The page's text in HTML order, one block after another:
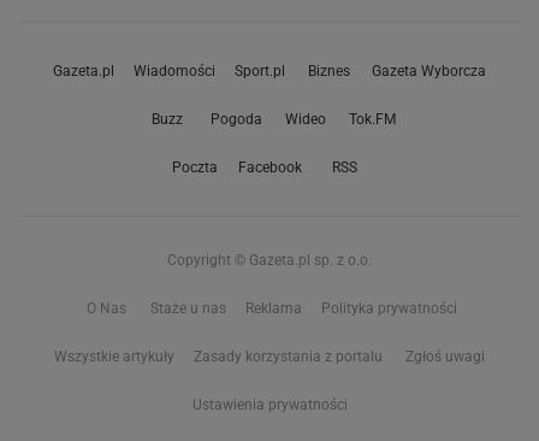
Gazeta.pl Wiadomości Sport.pl Biznes Gazeta Wyborcza
Buzz Pogoda Wideo Tok.FM
Poczta Facebook RSS
Copyright © Gazeta.pl sp. z o.o.
O Nas Staże u nas Reklama Polityka prywatności
Wszystkie artykuły Zasady korzystania z portalu Zgłoś uwagi
Ustawienia prywatności